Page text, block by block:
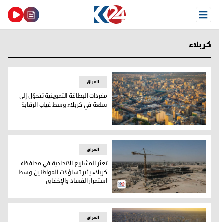
Open Menu
كربلاء
مفردات البطاقة التموينية تتحوّل إلى سلعة في كربلاء وسط
العراق
مفردات البطاقة التموينية تتحوّل إلى
سلعة في كربلاء وسط غياب الرقابة
تعثر المشاريع الاتحادية في محافظة كربلاء يثير تساؤلات
العراق
تعثر المشاريع الاتحادية في محافظة
كربلاء يثير تساؤلات المواطنين وسط
استمرار الفساد والإخفاق
العراق